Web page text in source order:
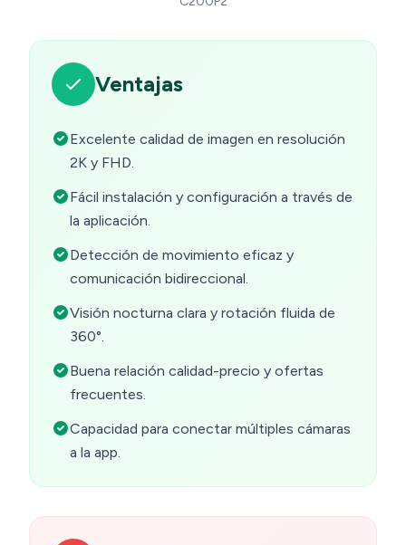
Ventajas
Excelente calidad de imagen en resolución
2K y FHD.
Fácil instalación y configuración a través de
la aplicación.
Detección de movimiento eficaz y
comunicación bidireccional.
Visión nocturna clara y rotación fluida de
360°.
Buena relación calidad-precio y ofertas
frecuentes.
Capacidad para conectar múltiples cámaras
a la app.